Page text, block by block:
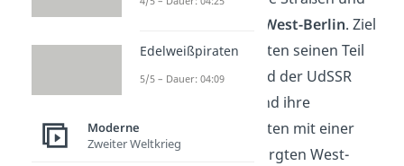
West-Berlin. Ziel
war es, dass der Westen seinen Teil
von Berlin aufgibt und der UdSSR
überlässt. Die USA und ihre
Verbündeten reagierten mit einer
Luftbrücke
. Sie versorgten West-
Edelweißpiraten
5/5 – Dauer: 04:09
Moderne
Zweiter Weltkrieg